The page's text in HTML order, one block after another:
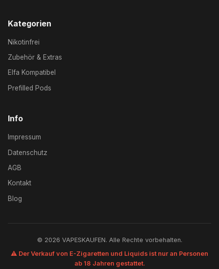
Kategorien
Nikotinfrei
Zubehör & Extras
Elfa Kompatibel
Prefilled Pods
Info
Impressum
Datenschutz
AGB
Kontakt
Blog
© 2026 VAPESKAUFEN. Alle Rechte vorbehalten.
⚠️ Der Verkauf von E-Zigaretten und Liquids ist nur an Personen
ab 18 Jahren gestattet.